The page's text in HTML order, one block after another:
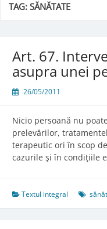
TAG:SĂNĂTATE
Art. 67.
asupra unei
26/05/2011
Nicio persoană nu
prelevărilor,
terapeutic ori în scop
cazurile şi în condiţiile
Textul integral